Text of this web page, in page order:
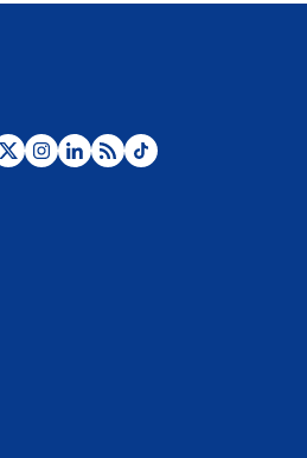
Desde dermatitis hasta infecciones: